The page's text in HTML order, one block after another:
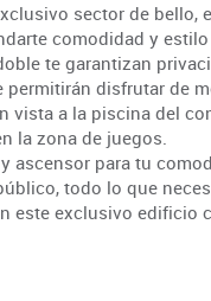
sector de bello,
comodidad y
te garantizan
disfrutar de
vista a la piscina del
la zona de juegos.
ascensor para tu
todo lo que
este exclusivo edificio